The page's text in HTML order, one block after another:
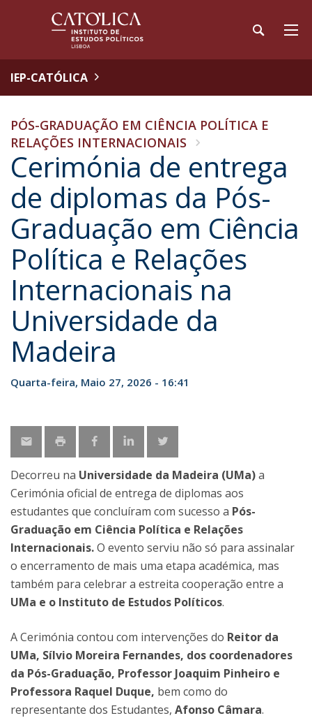
IEP-CATÓLICA
PÓS-GRADUAÇÃO EM CIÊNCIA POLÍTICA E
RELAÇÕES INTERNACIONAIS
Cerimónia de entrega
de diplomas da Pós-
Graduação em Ciência
Política e Relações
Internacionais na
Universidade da
Madeira
Quarta-feira, Maio 27, 2026 - 16:41
Decorreu na Universidade da Madeira (UMa)a
Cerimónia oficial de entrega de diplomas aos
estudantes que concluíram com sucesso a Pós-
Graduação em Ciência Política e Relações
Internacionais.O evento serviu não só para assinalar
o encerramento de mais uma etapa académica, mas
também para celebrar a estreita cooperação entre a
UMa e o Instituto de Estudos Políticos.
A Cerimónia contou com intervenções do Reitor da
UMa, Sílvio Moreira Fernandes, dos coordenadores
da Pós-Graduação, Professor Joaquim Pinheiro e
Professora Raquel Duque, bem como do
representante dos Estudantes, Afonso Câmara.